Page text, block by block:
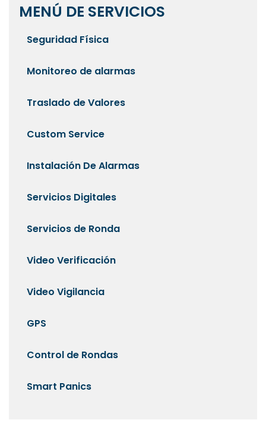
MENÚ DE SERVICIOS
Seguridad Física
Monitoreo de alarmas
Traslado de Valores
Custom Service
Instalación De Alarmas
Servicios Digitales
Servicios de Ronda
Video Verificación
Video Vigilancia
GPS
Control de Rondas
Smart Panics